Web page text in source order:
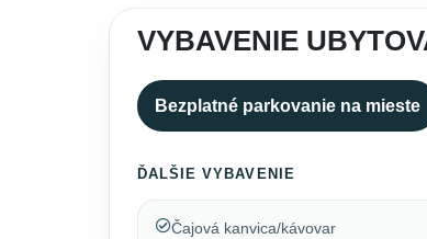
VYBAVENIE
Bezplatné parkovanie na mieste
ĎALŠIE VYBAVENIE
Čajová kanvica/kávovar